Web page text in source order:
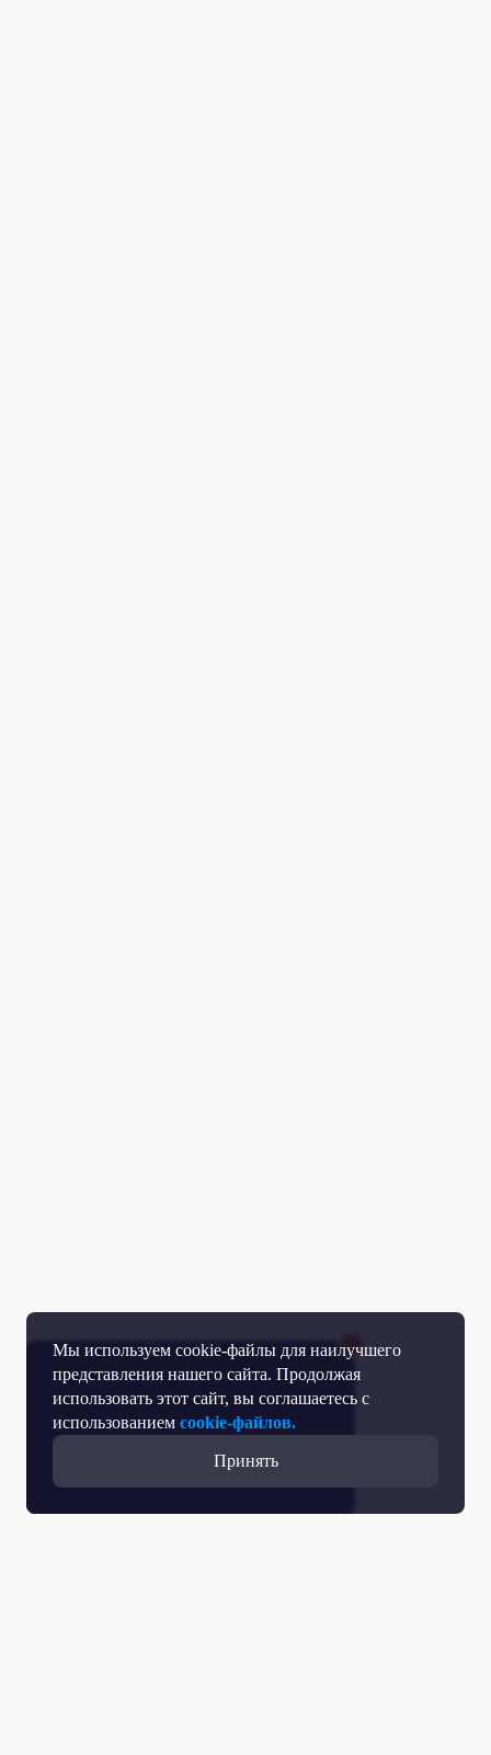
Мы используем cookie-файлы для наилучшего
представления нашего сайта. Продолжая
использовать этот сайт, вы соглашаетесь с
использованием cookie-файлов.
Принять